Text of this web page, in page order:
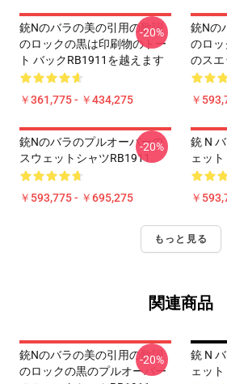
銃nのバラの美の引用の歌詞
のロックの黒は印刷物のトー
ト バックRB1911を越えます
￥361,775 - ￥434,275
-20%
銃nの
のロ
のスエ
￥
銃Nのバラのプルオーバーの
スウェットシャツRB1911
￥593,775 - ￥695,275
-20%
銃 N
ェッ
￥
もっと見る
関連商品
銃nのバラの美の引用の歌詞
のロックの黒のプルオーバー
-20%
銃 N
ェッ